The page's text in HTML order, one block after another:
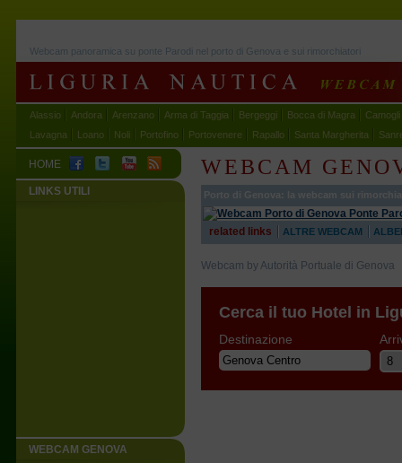
Webcam panoramica su ponte Parodi nel porto di Genova e sui rimorchiatori
Alassio Andora Arenzano Arma di Taggia Bergeggi Bocca di Magra
Camogli
Lavagna
Loano Noli Portofino Portovenere Rapallo Santa Margherita
HOME
LINKS UTILI
WEBCAM GENOVA
Porto di Genova: la webcam sui
WEBCAM
related links ALTRE WEBCAM
Webcam by Autorità Portuale di Genova
Cerca il tuo Hotel in
Destinazione